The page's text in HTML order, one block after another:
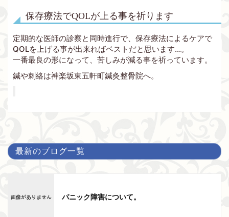
保存療法でQOLが上る事を祈ります
定期的な医師の診察と同時進行で、保存療法によるケアで
QOLを上げる事が出来ればベストだと思います…。
一番最良の形になって、苦しみが減る事を祈っています。
鍼や刺絡は神楽坂東五軒町鍼灸整骨院へ。
最新のブログ一覧
パニック障害について。